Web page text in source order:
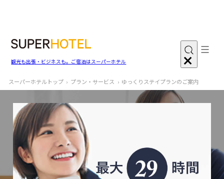
観光も出張・ビジネスも。ご宿泊はスーパーホテル
スーパーホテルトップ プラン・サービス ゆっくりステイプランのご案内